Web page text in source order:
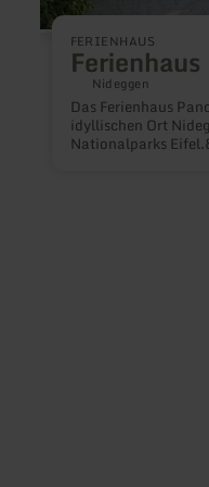
FERIENHAUS
Nideggen
Das Ferienhaus
idyllischen Ort
Nationalparks